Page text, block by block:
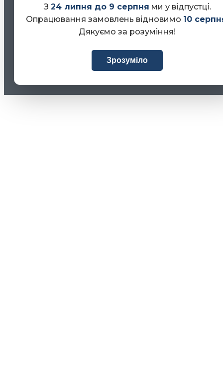
З 24 липня до 9 серпня ми у відпустці.
Опрацювання замовлень відновимо 10
Дякуємо за розуміння!
Зрозуміло